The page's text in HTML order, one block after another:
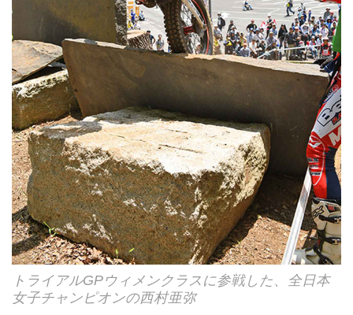
トライアルGPウィメンクラスに参戦した、全日本
女子チャンピオンの西村亜弥